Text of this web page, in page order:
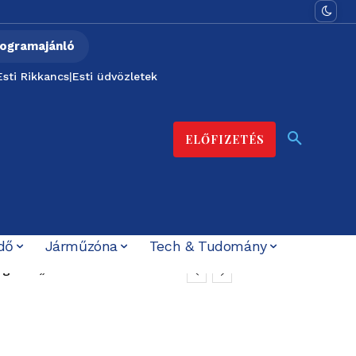
Rikkancs|Esti üdvözletek
ELŐFIZETÉS
Járműzóna Tech & Tudomány